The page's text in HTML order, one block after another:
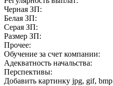
Черная ЗП:
Белая ЗП:
Серая ЗП:
Размер ЗП:
Прочее:
Обучение за счет компании:
Адекватность начальства:
Перспективы:
Добавить картинку jpg, gif, bmp